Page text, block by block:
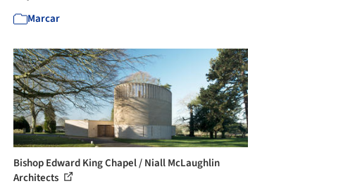
Marcar
Bishop Edward King Chapel / Niall McLaughlin
Architects